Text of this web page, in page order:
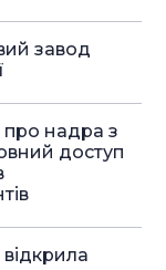
завод
надра з
доступ